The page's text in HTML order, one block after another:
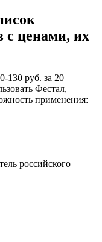
с ценами, их
130 руб. за 20
Фестал,
применения:
российского